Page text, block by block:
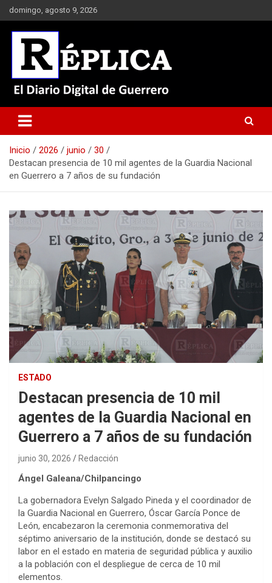
Saltar
al
contenido
domingo, agosto 9, 2026
Réplica
Inicio 2026 junio
30
Destacan presencia de 10 mil agentes de la Guardia Nacional
en Guerrero a 7 años de su fundación
ESTADO
Destacan presencia de 10 mil
agentes de la Guardia Nacional en
Guerrero a 7 años de su fundación
junio 30, 2026 Redacción
Ángel Galeana/Chilpancingo
La gobernadora Evelyn Salgado Pineda y el coordinador de
la Guardia Nacional en Guerrero, Óscar García Ponce de
León, encabezaron la ceremonia conmemorativa del
séptimo aniversario de la institución, donde se destacó su
labor en el estado en materia de seguridad pública y auxilio
a la población con el despliegue de cerca de 10 mil
elementos.